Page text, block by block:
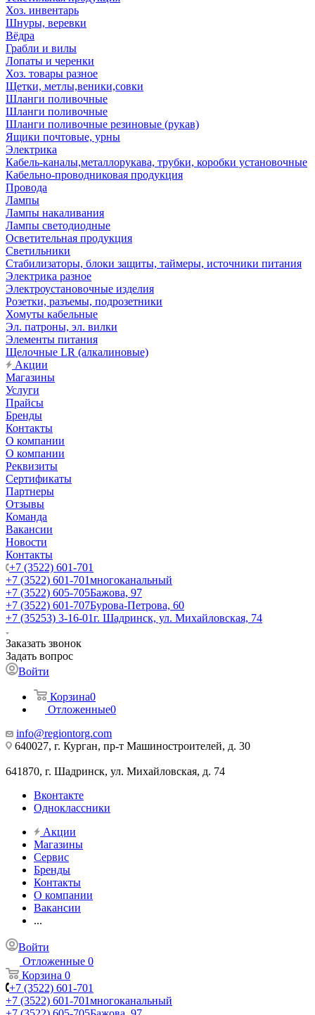
Хоз. инвентарь
Шнуры, веревки
Вёдра
Грабли и вилы
Лопаты и черенки
Хоз. товары разное
Щетки, метлы,веники,совки
Шланги поливочные
Шланги поливочные
Шланги поливочные резиновые (рукав)
Ящики почтовые, урны
Электрика
Кабель-каналы,металлорукава, трубки, коробки установочные
Кабельно-проводниковая продукция
Провода
Лампы
Лампы накаливания
Лампы светодиодные
Осветительная продукция
Светильники
Стабилизаторы, блоки защиты, таймеры, источники питания
Электрика разное
Электроустановочные изделия
Розетки, разъемы, подрозетники
Хомуты кабельные
Эл. патроны, эл. вилки
Элементы питания
Щелочные LR (алкалиновые)
Акции
Магазины
Услуги
Прайсы
Бренды
Контакты
О компании
О компании
Реквизиты
Сертификаты
Партнеры
Отзывы
Команда
Вакансии
Новости
Контакты
+7 (3522) 601-701
+7 (3522) 601-701многоканальный
+7 (3522) 605-705Бажова, 97
+7 (3522) 601-707Бурова-Петрова, 60
+7 (35253) 3-16-01г. Шадринск, ул. Михайловская, 74
Заказать звонок
Задать вопрос
Войти
Корзина0
Отложенные0
info@regiontorg.com
640027, г. Курган, пр-т Машиностроителей, д. 30
641870, г. Шадринск, ул. Михайловская, д. 74
Вконтакте
Одноклассники
Акции
Магазины
Сервис
Бренды
Контакты
О компании
Вакансии
...
Войти
Отложенные 0
Корзина 0
+7 (3522) 601-701
+7 (3522) 601-701многоканальный